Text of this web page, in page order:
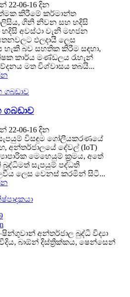
22-06-16 දින
කිරීමේ කර්මාන්ත
ගිනි නිවන සහ හදිසි
අවස්ථා වැනි මහජන
ඵලදායී ලෙස
හැකි බව සහතික කිරීම සඳහා,
කාර්ය මණ්ඩලය රැහැන්
මත විශ්වාසය තබයි...
ගබඩාව
22-06-16 දින
විසඳුම ගෝලීයකරණයේ
අන්තර්ජාලයේ දේවල් (IoT)
මෙහෙයුම් ක්‍රමය, අතේ
බුද්ධිමත් සැපයුම් පද්ධති
ලෙස වෙනස් කරමින් සිටී...
අන්තර්ජාල බුද්ධි විද්‍යා
බාඕන් දිස්ත්‍රික්කය, ෂෙන්සෙන්